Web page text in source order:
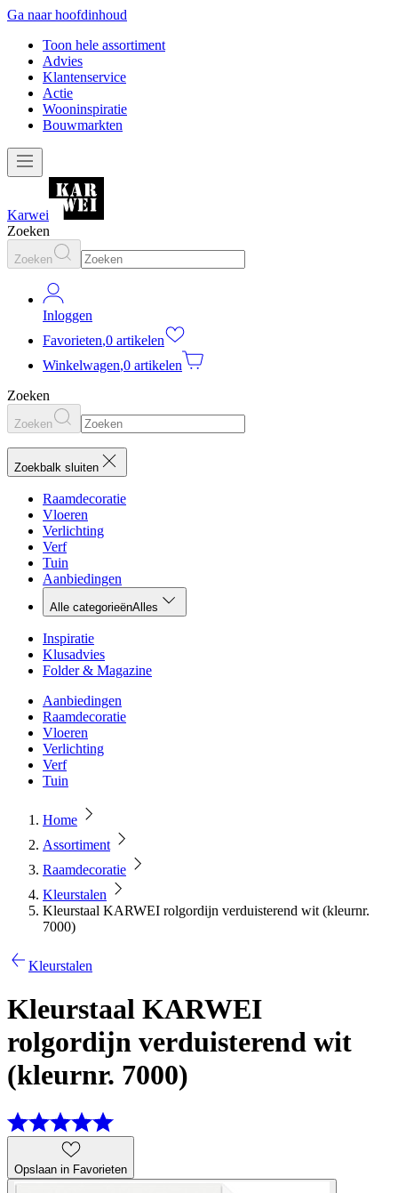
Ga naar hoofdinhoud
Toon hele assortiment
Advies
Klantenservice
Actie
Wooninspiratie
Bouwmarkten
Karwei
Zoeken
Zoeken
Inloggen
Favorieten,0 artikelen
Winkelwagen,0 artikelen
Zoeken
Zoeken
Zoekbalk sluiten
Raamdecoratie
Vloeren
Verlichting
Verf
Tuin
Aanbiedingen
Alle categorieënAlles
Inspiratie
Klusadvies
Folder & Magazine
Aanbiedingen
Raamdecoratie
Vloeren
Verlichting
Verf
Tuin
Home
Assortiment
Raamdecoratie
Kleurstalen
Kleurstaal KARWEI rolgordijn verduisterend wit (kleurnr.
7000)
Kleurstalen
Kleurstaal KARWEI
rolgordijn verduisterend wit
(kleurnr. 7000)
Opslaan in Favorieten